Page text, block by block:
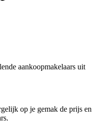
aankoopmakelaars uit
op je gemak de prijs en